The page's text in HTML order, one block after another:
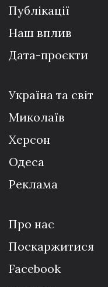
Публікації
Наш вплив
Дата-проєкти
Україна та світ
Миколаїв
Херсон
Одеса
Реклама
Про нас
Поскаржитися
Facebook